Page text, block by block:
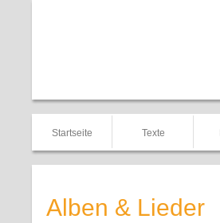
Startseite Texte
Alben & Lieder